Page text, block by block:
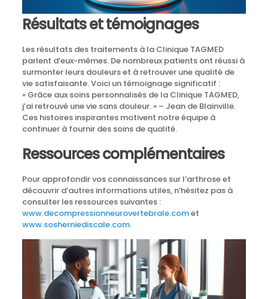
Résultats et témoignages
Les résultats des traitements à la Clinique TAGMED
parlent d’eux-mêmes. De nombreux patients ont réussi à
surmonter leurs douleurs et à retrouver une qualité de
vie satisfaisante. Voici un témoignage significatif :
« Grâce aux soins personnalisés de la Clinique TAGMED,
j’ai retrouvé une vie sans douleur. » – Jean de Blainville.
Ces histoires inspirantes motivent notre équipe à
continuer à fournir des soins de qualité.
Ressources complémentaires
Pour approfondir vos connaissances sur l’arthrose et
découvrir d’autres informations utiles, n’hésitez pas à
consulter les ressources suivantes :
www.decompressionneurovertebrale.comet
www.sosherniediscale.com.